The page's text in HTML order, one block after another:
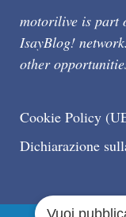
motorilive is part
IsayBlog!
other
Cookie Policy
Dichiarazione
Vuoi